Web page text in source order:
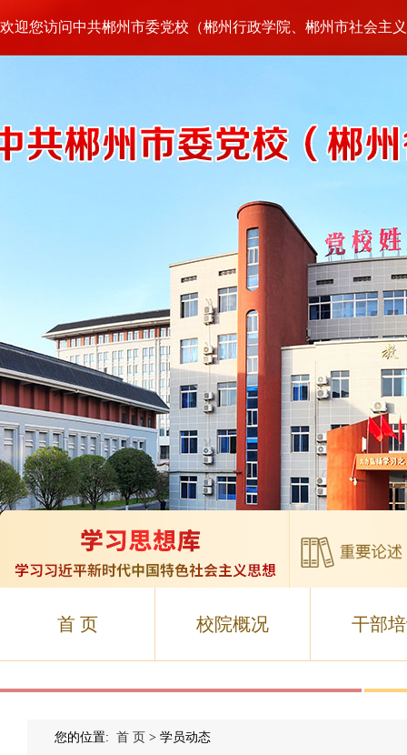
欢迎您访问中共郴州市委党校（郴州行政学院、郴州市社会主
首 页 校院概况 干部
您的位置: 首 页 > 学员动态